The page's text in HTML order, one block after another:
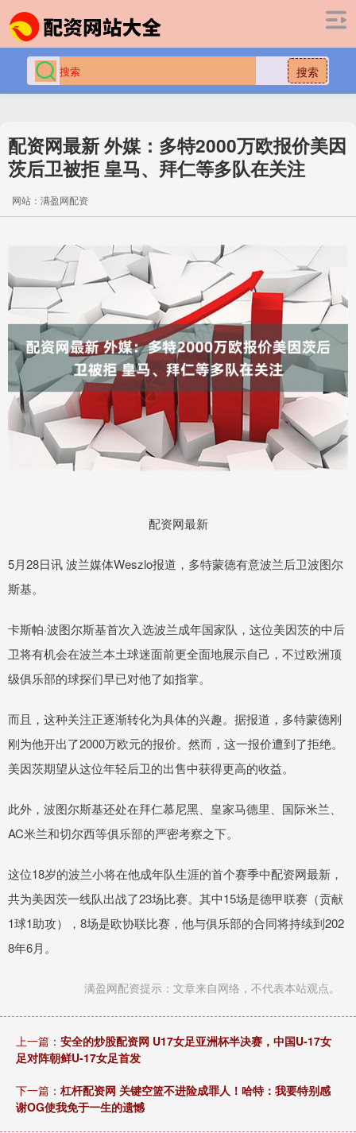
搜索
配资网最新 外媒：多特2000万欧报价美因
茨后卫被拒 皇马、拜仁等多队在关注
网站：满盈网配资
配资网最新
5月28日讯 波兰媒体Weszlo报道，多特蒙德有意波兰后卫波图尔
斯基。
卡斯帕·波图尔斯基首次入选波兰成年国家队，这位美因茨的中后
卫将有机会在波兰本土球迷面前更全面地展示自己，不过欧洲顶
级俱乐部的球探们早已对他了如指掌。
而且，这种关注正逐渐转化为具体的兴趣。据报道，多特蒙德刚
刚为他开出了2000万欧元的报价。然而，这一报价遭到了拒绝。
美因茨期望从这位年轻后卫的出售中获得更高的收益。
此外，波图尔斯基还处在拜仁慕尼黑、皇家马德里、国际米兰、
AC米兰和切尔西等俱乐部的严密考察之下。
这位18岁的波兰小将在他成年队生涯的首个赛季中配资网最新，
共为美因茨一线队出战了23场比赛。其中15场是德甲联赛（贡献
1球1助攻），8场是欧协联比赛，他与俱乐部的合同将持续到202
8年6月。
满盈网配资提示：文章来自网络，不代表本站观点。
上一篇： 安全的炒股配资网 U17女足亚洲杯半决赛，中国U-17女
足对阵朝鲜U-17女足首发
下一篇： 杠杆配资网 关键空篮不进险成罪人！哈特：我要特别感
谢OG使我免于一生的遗憾